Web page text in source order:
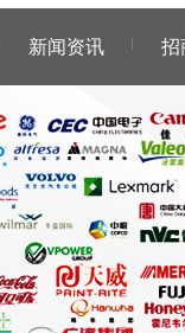
新闻资讯 招